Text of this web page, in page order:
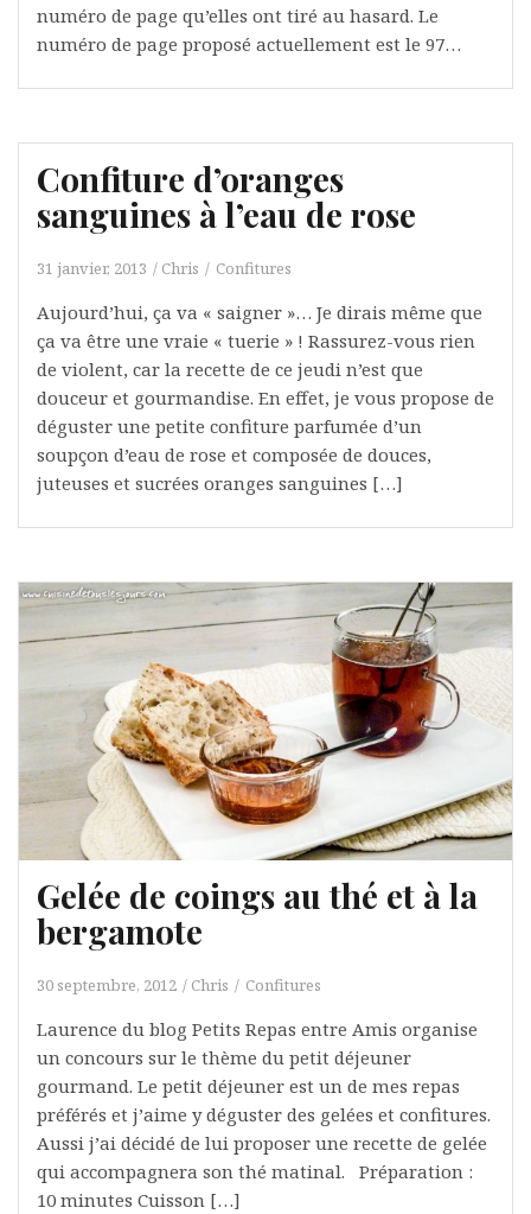
numéro de page qu’elles ont tiré au hasard. Le
numéro de page proposé actuellement est le 97…
Confiture d’oranges
sanguines à l’eau de rose
31 janvier, 2013 Chris Confitures
Aujourd’hui, ça va « saigner »… Je dirais même que
ça va être une vraie « tuerie » ! Rassurez-vous rien
de violent, car la recette de ce jeudi n’est que
douceur et gourmandise. En effet, je vous propose de
déguster une petite confiture parfumée d’un
soupçon d’eau de rose et composée de douces,
juteuses et sucrées oranges sanguines […]
Gelée de coings au thé et à la
bergamote
30 septembre, 2012 Chris Confitures
Laurence du blog Petits Repas entre Amis organise
un concours sur le thème du petit déjeuner
gourmand. Le petit déjeuner est un de mes repas
préférés et j’aime y déguster des gelées et confitures.
Aussi j’ai décidé de lui proposer une recette de gelée
qui accompagnera son thé matinal. Préparation :
10 minutes Cuisson […]